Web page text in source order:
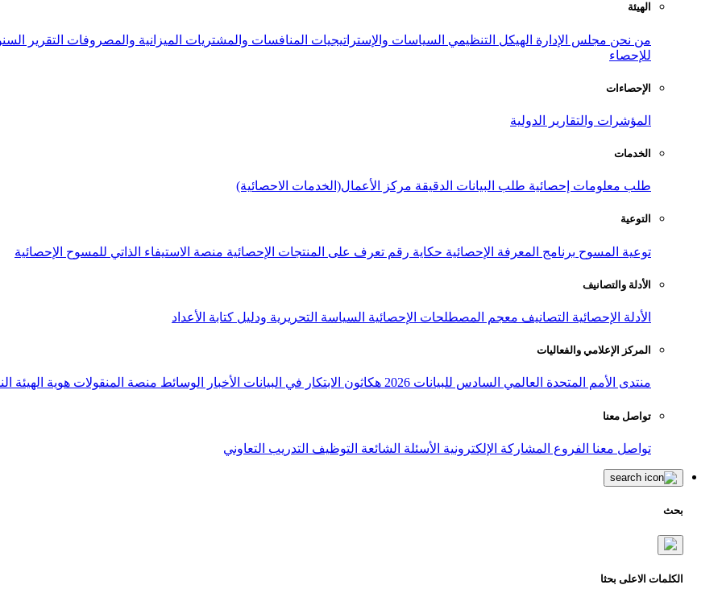
الهيئة
من نحن مجلس الإدارة الهيكل التنظيمي السياسات والإستراتيجيات المنافسات والمشتريات الميزانية والمصروفات التقرير
للإحصاء
الإحصاءات
المؤشرات والتقارير الدولية
الخدمات
طلب معلومات إحصائية طلب البيانات الدقيقة مركز الأعمال(الخدمات الاحصائية)
التوعية
توعية المسوح برنامج المعرفة الإحصائية حكاية رقم تعرف على المنتجات الإحصائية منصة الاستيفاء الذاتي للمسوح الإحصائية
الأدلة والتصانيف
الأدلة الإحصائية التصانيف معجم المصطلحات الإحصائية السياسة التحريرية ودليل كتابة الأعداد
المركز الإعلامي والفعاليات
منتدى الأمم المتحدة العالمي السادس للبيانات 2026 هكاثون الابتكار في البيانات الأخبار الوسائط منصة المنقولات هوية الهيئة
تواصل معنا
تواصل معنا الفروع المشاركة الإلكترونية الأسئلة الشائعة التوظيف التدريب التعاوني
بحث
الكلمات الاعلى بحثا